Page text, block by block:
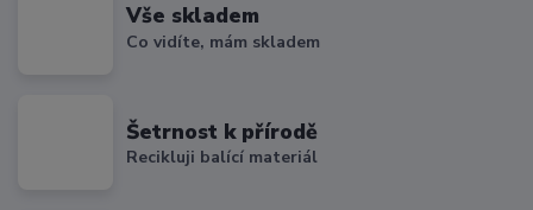
Vše skladem
Co vidíte, mám skladem
Šetrnost k přírodě
Recikluji balící materiál